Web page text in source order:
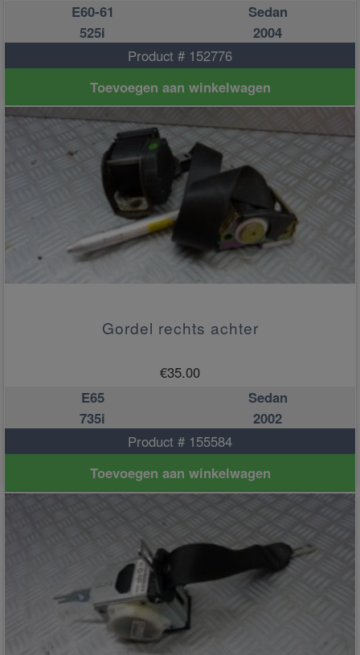
E60-61
Sedan
525i
2004
Product # 152776
Toevoegen aan winkelwagen
Gordel rechts achter
€35.00
E65
Sedan
735i
2002
Product # 155584
Toevoegen aan winkelwagen